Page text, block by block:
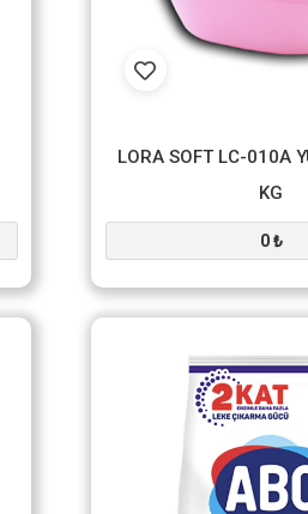
LORA SOFT LC-010A
KG
0 ₺